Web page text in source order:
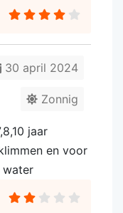
30 april 2024
Zonnig
jaar
en voor
water